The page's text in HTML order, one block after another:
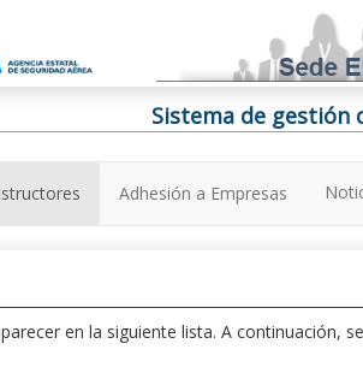
Sistema de gestión
Adhesión a Empresas
en la siguiente lista. A